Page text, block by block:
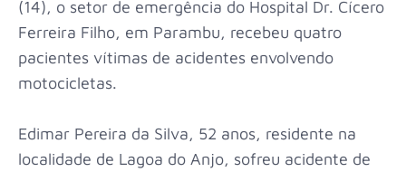
(14), o setor de emergência do Hospital Dr. Cícero
Ferreira Filho, em Parambu, recebeu quatro
pacientes vítimas de acidentes envolvendo
motocicletas.
Edimar Pereira da Silva, 52 anos, residente na
localidade de Lagoa do Anjo, sofreu acidente de